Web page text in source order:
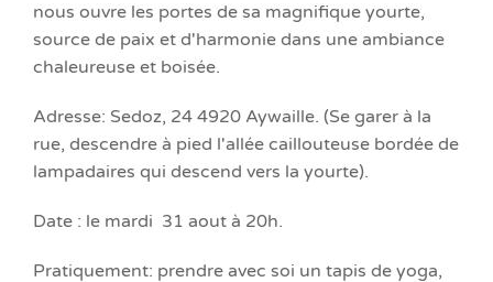
nous ouvre les portes de sa magnifique yourte,
source de paix et d'harmonie dans une ambiance
chaleureuse et boisée.
Adresse: Sedoz, 24 4920 Aywaille. (Se garer à la
rue, descendre à pied l'allée caillouteuse bordée de
lampadaires qui descend vers la yourte).
Date : le mardi 31 aout à 20h.
Pratiquement: prendre avec soi un tapis de yoga,